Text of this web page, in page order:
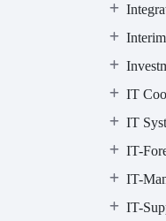
IT
IT
IT-
IT-
IT-